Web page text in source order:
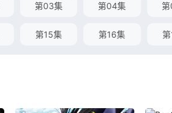
第03集 第04集
第15集 第16集